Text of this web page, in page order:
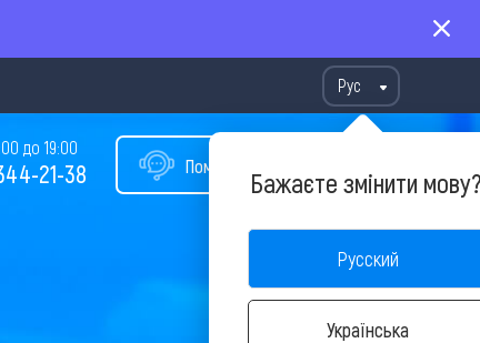
Рус
Бажаєте змінити
Русский
Українська
Помощь в подборе тура
до 19:00
21-38